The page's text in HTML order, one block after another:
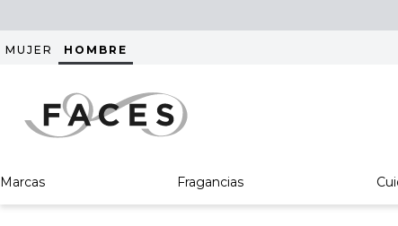
MUJER HOMBRE
Marcas Fragancias